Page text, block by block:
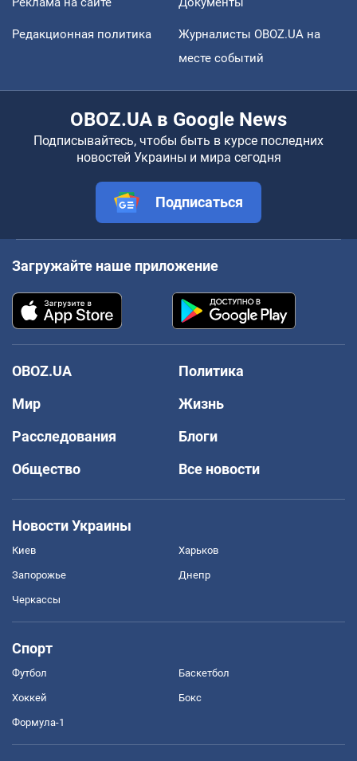
Редакционная политика
Журналисты OBOZ.UA на
месте событий
OBOZ.UA в Google News
Подписывайтесь, чтобы быть в курсе последних
новостей Украины и мира сегодня
Подписаться
Загружайте наше приложение
OBOZ.UA
Политика
Мир
Жизнь
Расследования
Блоги
Общество
Все новости
Новости Украины
Киев Харьков
Запорожье Днепр
Черкассы
Спорт
Футбол Баскетбол
Хоккей Бокс
Формула-1